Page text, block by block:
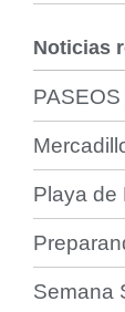
Noticias
Playa de
Semana